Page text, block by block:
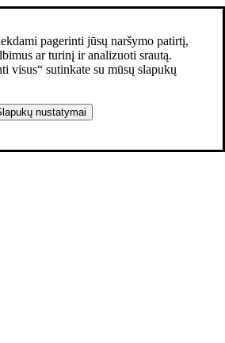
pagerinti jūsų naršymo patirtį,
ar turinį ir analizuoti srautą.
visus“ sutinkate su mūsų slapukų
nustatymai